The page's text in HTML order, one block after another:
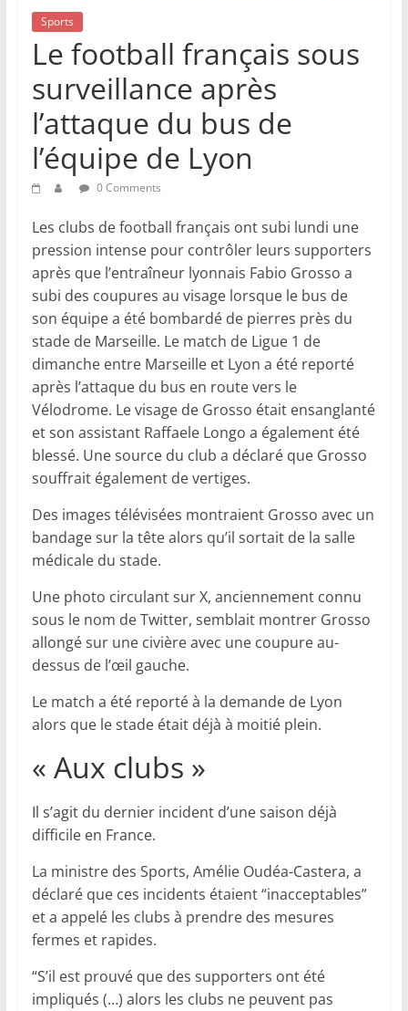
Sports
Le football français sous
surveillance après
l’attaque du bus de
l’équipe de Lyon
0 Comments
Les clubs de football français ont subi lundi une
pression intense pour contrôler leurs supporters
après que l’entraîneur lyonnais Fabio Grosso a
subi des coupures au visage lorsque le bus de
son équipe a été bombardé de pierres près du
stade de Marseille. Le match de Ligue 1 de
dimanche entre Marseille et Lyon a été reporté
après l’attaque du bus en route vers le
Vélodrome. Le visage de Grosso était ensanglanté
et son assistant Raffaele Longo a également été
blessé. Une source du club a déclaré que Grosso
souffrait également de vertiges.
Des images télévisées montraient Grosso avec un
bandage sur la tête alors qu’il sortait de la salle
médicale du stade.
Une photo circulant sur X, anciennement connu
sous le nom de Twitter, semblait montrer Grosso
allongé sur une civière avec une coupure au-
dessus de l’œil gauche.
Le match a été reporté à la demande de Lyon
alors que le stade était déjà à moitié plein.
« Aux clubs »
Il s’agit du dernier incident d’une saison déjà
difficile en France.
La ministre des Sports, Amélie Oudéa-Castera, a
déclaré que ces incidents étaient “inacceptables”
et a appelé les clubs à prendre des mesures
fermes et rapides.
“S’il est prouvé que des supporters ont été
impliqués (…) alors les clubs ne peuvent pas